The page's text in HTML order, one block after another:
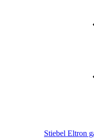
Stiebel Eltron